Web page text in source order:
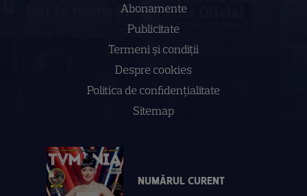
Abonamente
Publicitate
Termeni și condiții
Despre cookies
Politica de confidenţialitate
Sitemap
NUMĂRUL CURENT